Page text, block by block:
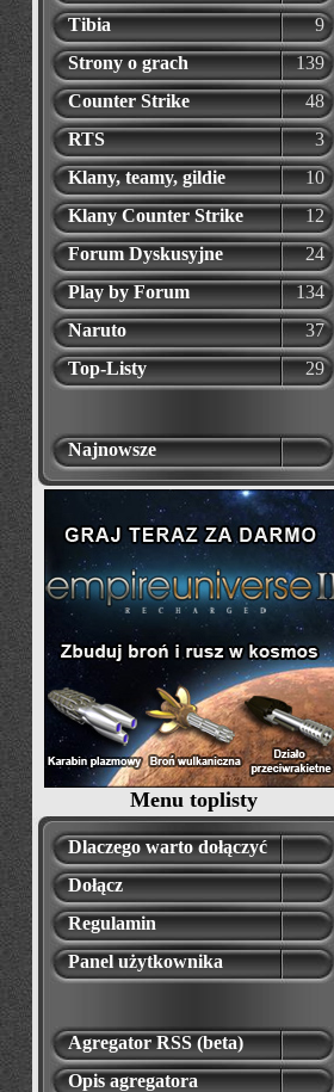
Tibia
9
Strony o grach
139
Counter Strike
48
RTS
3
Klany, teamy, gildie
10
Klany Counter Strike
12
Forum Dyskusyjne
24
Play by Forum
134
Naruto
37
Top-Listy
29
Najnowsze
Menu toplisty
Dlaczego warto dołączyć
Dołącz
Regulamin
Panel użytkownika
Agregator RSS (beta)
Opis agregatora